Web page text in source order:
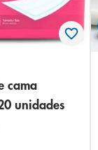
cama
unidades